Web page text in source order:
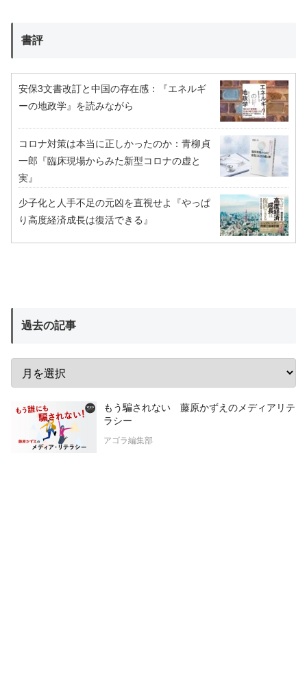
書評
安保3文書改訂と中国の存在感：『エネルギ
ーの地政学』を読みながら
コロナ対策は本当に正しかったのか：青柳貞
一郎『臨床現場からみた新型コロナの虚と
実』
少子化と人手不足の元凶を直視せよ『やっぱ
り高度経済成長は復活できる』
過去の記事
もう騙されない 藤原かずえのメディアリテ
ラシー
アゴラ編集部